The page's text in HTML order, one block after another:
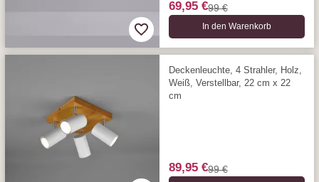
69,95 €99 €
In den Warenkorb
Deckenleuchte, 4 Strahler, Holz,
Weiß, Verstellbar, 22 cm x 22
cm
89,95 €99 €